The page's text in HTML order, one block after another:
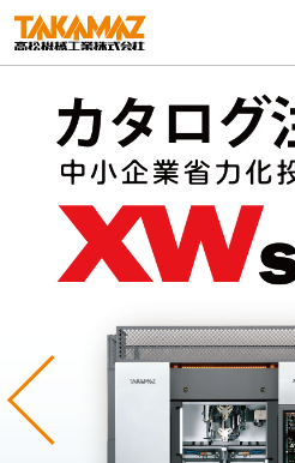
各種お問い合わせ・部品注文
採用に関してはこちらから
企業情報
展示会・イベント
コラム
製品ラインナップ
Previous